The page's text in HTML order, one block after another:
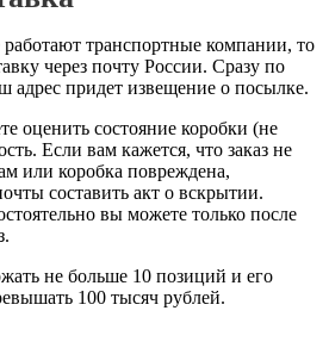
транспортные компании, то
через почту России. Сразу по
адрес придет извещение о посылке.
оценить состояние коробки (не
Если вам кажется, что заказ не
или коробка повреждена,
составить акт о вскрытии.
вы можете только после
не больше 10 позиций и его
100 тысяч рублей.